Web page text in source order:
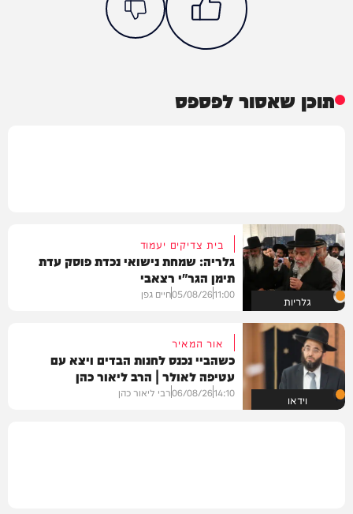
תוכן שאסור לפספס
גלריות
בית צדיקים יעמוד
גלריה: שמחת נישואי נכדת פוסק עדת
תימן הגר"י רצאבי
11:00
05/08/26חיים גפן
וידאו
אור המאיר
כשהביי נכנס לחנות הבדים ויצא עם
עטיפה לאולר | הרב ליאור כהן
14:10
06/08/26רבי ליאור כהן